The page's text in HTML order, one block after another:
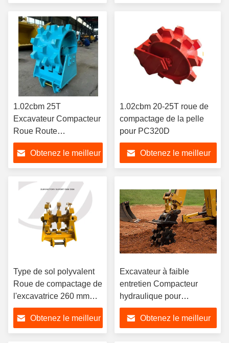
1.02cbm 25T
Excavateur Compacteur
Roue Route
Compaction roue à
rouleauxObtenez le meilleur
1.02cbm 20-25T roue de
compactage de la pelle
pour PC320D
Obtenez le meilleur
Type de sol polyvalent
Roue de compactage de
l'excavatrice 260 mm
tambour Diamètre du
tambour 1100 mm
Obtenez le meilleur
Excavateur à faible
entretien Compacteur
hydraulique pour
différentes conditions de
terrainObtenez le meilleur